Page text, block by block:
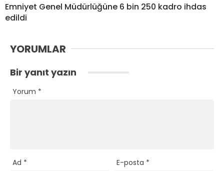
Emniyet Genel Müdürlüğüne 6 bin 250 kadro ihdas
edildi
YORUMLAR
Bir yanıt yazın
Yorum *
Ad * E-posta *